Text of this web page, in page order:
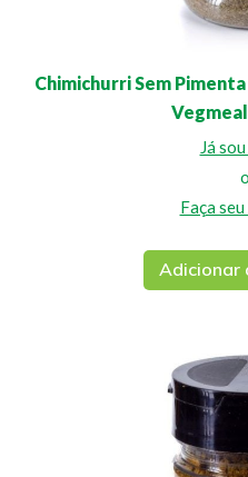
Chimichurri Sem
Já
Faça
Adicionar